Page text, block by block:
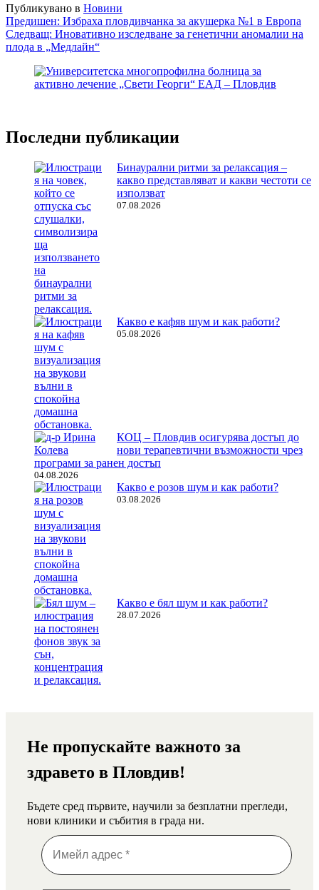
Публикувано в Новини
Навигация
Предишен: Избраха пловдивчанка за акушерка №1 в Европа
Следващ: Иновативно изследване за генетични аномалии на
плода в „Медлайн“
Последни публикации
Бинаурални ритми за релаксация –
какво представляват и какви честоти се
използват
07.08.2026
Какво е кафяв шум и как работи?
05.08.2026
КОЦ – Пловдив осигурява достъп до
нови терапевтични възможности чрез
програми за ранен достъп
04.08.2026
Какво е розов шум и как работи?
03.08.2026
Какво е бял шум и как работи?
28.07.2026
Не пропускайте важното за
здравето в Пловдив!
Бъдете сред първите, научили за безплатни прегледи,
нови клиники и събития в града ни.